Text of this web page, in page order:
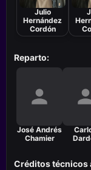
Julio
Hernández
Cordón
Reparto:
José Andrés
Chamier
Créditos técnicos